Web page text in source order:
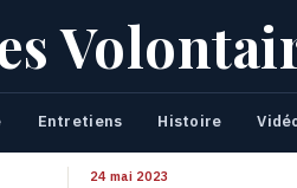
Entretiens Histoire
24 mai 2023